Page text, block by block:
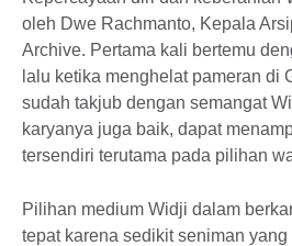
oleh Dwe Rachmanto, Kepala
Archive. Pertama kali bertemu
lalu ketika menghelat pameran di
sudah takjub dengan semangat
karyanya juga baik, dapat
tersendiri terutama pada pilihan
Pilihan medium Widji dalam
tepat karena sedikit seniman